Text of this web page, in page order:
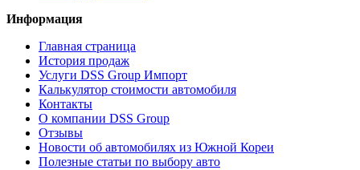
Информация
Главная страница
История продаж
Услуги DSS Group Импорт
Калькулятор стоимости автомобиля
Контакты
О компании DSS Group
Отзывы
Новости об автомобилях из Южной Кореи
Полезные статьи по выбору авто